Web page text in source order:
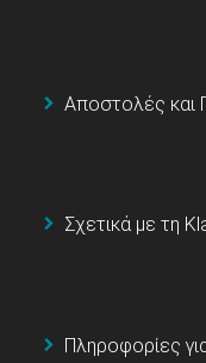
Αποστολές και
Σχετικά με τη
Πληροφορίες